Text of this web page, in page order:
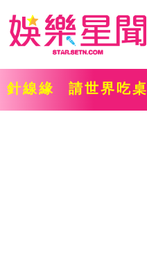
針線緣 請世界吃桌